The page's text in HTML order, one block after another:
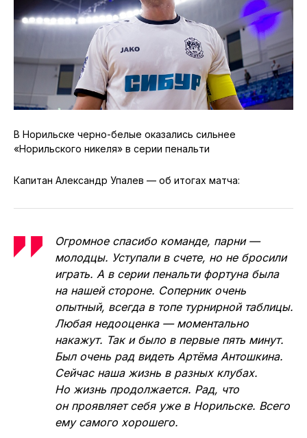
В Норильске черно-белые оказались сильнее
«Норильского никеля» в серии пенальти
Капитан Александр Упалев — об итогах матча:
Огромное спасибо команде, парни —
молодцы. Уступали в счете, но не бросили
играть. А в серии пенальти фортуна была
на нашей стороне. Соперник очень
опытный, всегда в топе турнирной таблицы.
Любая недооценка — моментально
накажут. Так и было в первые пять минут.
Был очень рад видеть Артёма Антошкина.
Сейчас наша жизнь в разных клубах.
Но жизнь продолжается. Рад, что
он проявляет себя уже в Норильске. Всего
ему самого хорошего.